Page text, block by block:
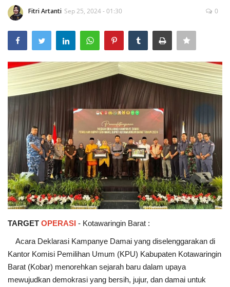
INTERNASIONAL
TO.CHANEL
TO.NETWORK
Fitri Artanti Sep 25, 2024 - 01:30 0
TARGET OPERASI - Kotawaringin Barat :
Acara Deklarasi Kampanye Damai yang diselenggarakan di
Kantor Komisi Pemilihan Umum (KPU) Kabupaten Kotawaringin
Barat (Kobar) menorehkan sejarah baru dalam upaya
mewujudkan demokrasi yang bersih, jujur, dan damai untuk